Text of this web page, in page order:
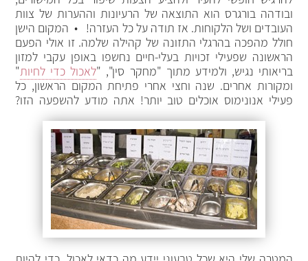
ובודהה בורגרס הוא התוצאה של הרעיונות וההערות של צוות
העובדים ושל הלקוחות. אז תודה על כל העזרה! • המקום הישן
חולל מהפכה בהרגלי התזונה של קהילה שלמה. זו אולי הפעם
הראשונה שפעילי זכויות בעלי-חיים נחשפו באופן עקבי למזון
בריאותי נגיש, ולמידע מתוך "מחקר סין", "לאכול כדי לחיות"
ומקורות אחרים. שנה וחצי אחרי פתיחת המקום הראשון, כל
פעילי אנונימוס אוכלים טוב יותר! אתה מודע להשפעה הזו?